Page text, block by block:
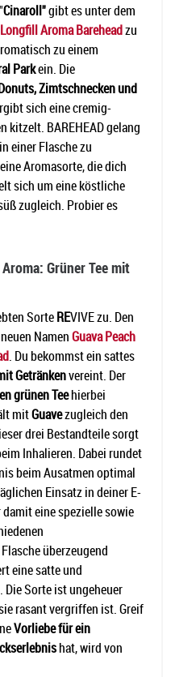
Cinaroll"gibt es unter dem
Aroma Bareheadzu
zu einem
Parkein. Die
Zimtschnecken und
sich eine cremig-
kitzelt. BAREHEAD gelang
einer Flasche zu
Aromasorte, die dich
sich um eine köstliche
zugleich. Probier es
Grüner Tee mit
SorteREVIVE zu. Den
NamenGuava Peach
. Du bekommst ein sattes
Getränkenvereint. Der
grünen Teehierbei
mitGuavezugleich den
drei Bestandteile sorgt
Inhalieren. Dabei rundet
beim Ausatmen optimal
Einsatz in deiner E-
eine spezielle sowie
überzeugend
eine satte und
Sorte ist ungeheuer
rasant vergriffen ist. Greif
Vorliebe für ein
hat, wird von